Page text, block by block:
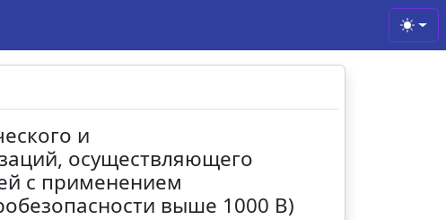
и
осуществляющего
с применением
выше 1000 В)